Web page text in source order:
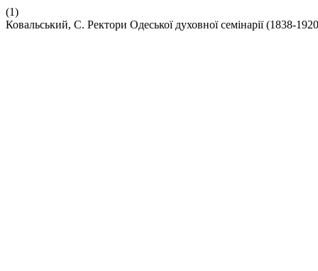
(1)
Ковальський, С. Ректори Одеської духовної семінарії (1838-